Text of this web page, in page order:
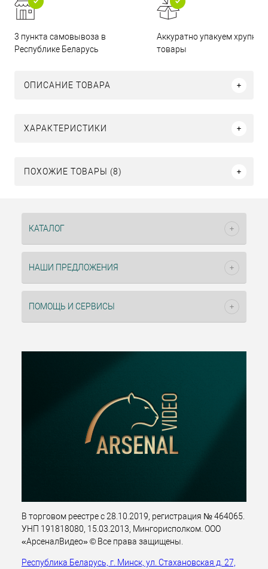
3 пункта самовывоза в
Республике Беларусь
Аккуратно упакуем хрупкие
товары
ОПИСАНИЕ ТОВАРА
ХАРАКТЕРИСТИКИ
ПОХОЖИЕ ТОВАРЫ (8)
КАТАЛОГ
НАШИ ПРЕДЛОЖЕНИЯ
ПОМОЩЬ И СЕРВИСЫ
В торговом реестре с 28.10.2019, регистрация № 464065.
УНП 191818080, 15.03.2013, Мингорисполком. ООО
«АрсеналВидео» © Все права защищены.
Республика Беларусь, г. Минск, ул. Стахановская д. 27,